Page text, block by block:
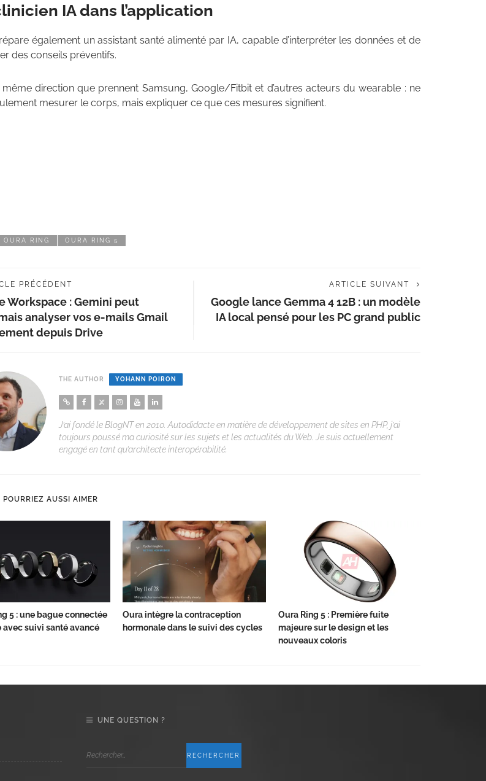
IA dans l’application
également un assistant santé alimenté par IA, capable d’interpréter les données et de
des conseils préventifs.
même direction que prennent Samsung, Google/Fitbit et d’autres acteurs du wearable : ne
mesurer le corps, mais expliquer ce que ces mesures signifient.
OURA RING OURA RING 5
PRÉCÉDENT
Workspace : Gemini peut
analyser vos e-mails Gmail
depuis Drive
ARTICLE SUIVANT
Google lance Gemma 4 12B : un modèle
IA local pensé pour les PC grand public
THE AUTHOR YOHANN POIRON
J’ai fondé le BlogNT en 2010. Autodidacte en matière de développement de sites en PHP, j’ai
toujours poussé ma curiosité sur les sujets et les actualités du Web. Je suis actuellement
engagé en tant qu’architecte interopérabilité.
POURRIEZ AUSSI AIMER
5 : une bague connectée
avec suivi santé avancé
Oura intègre la contraception
hormonale dans le suivi des cycles
Oura Ring 5 : Première fuite
majeure sur le design et les
nouveaux coloris
UNE QUESTION ?